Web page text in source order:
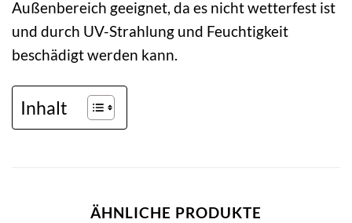
Außenbereich geeignet, da es nicht wetterfest ist
und durch UV-Strahlung und Feuchtigkeit
beschädigt werden kann.
Inhalt
ÄHNLICHE PRODUKTE